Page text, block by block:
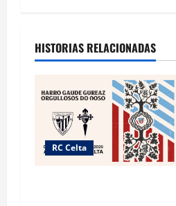
HISTORIAS RELACIONADAS
RC Celta